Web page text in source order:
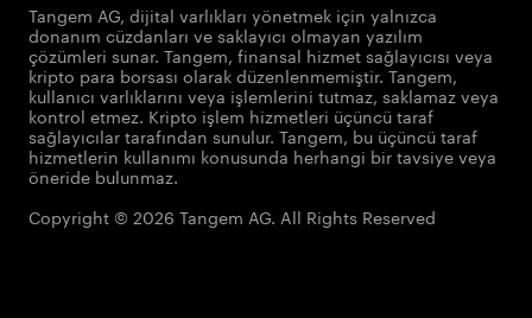
Tangem AG, dijital varlıkları yönetmek için yalnızca
donanım cüzdanları ve saklayıcı olmayan yazılım
çözümleri sunar. Tangem, finansal hizmet sağlayıcısı veya
kripto para borsası olarak düzenlenmemiştir. Tangem,
kullanıcı varlıklarını veya işlemlerini tutmaz, saklamaz veya
kontrol etmez. Kripto işlem hizmetleri üçüncü taraf
sağlayıcılar tarafından sunulur. Tangem, bu üçüncü taraf
hizmetlerin kullanımı konusunda herhangi bir tavsiye veya
öneride bulunmaz.